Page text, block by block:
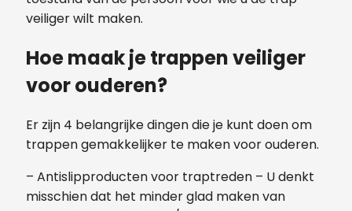
veiliger wilt maken.
Hoe maak je trappen veiliger
voor ouderen?
Er zijn 4 belangrijke dingen die je kunt doen om
trappen gemakkelijker te maken voor ouderen.
– Antislipproducten voor traptreden – U denkt
misschien dat het minder glad maken van